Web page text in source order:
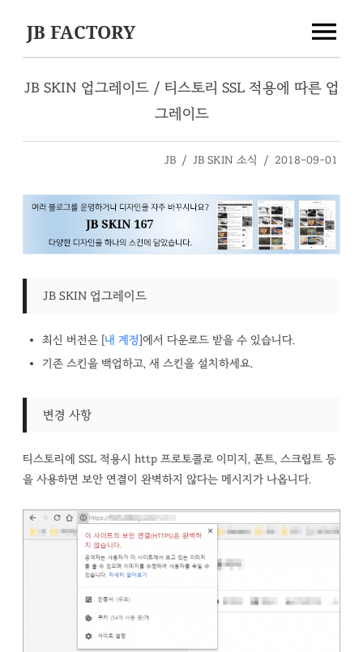
JB FACTORY
JB SKIN 업그레이드 / 티스토리 SSL 적용에 따른 업
그레이드
JB / JB SKIN 소식 / 2018-09-01
JB SKIN 업그레이드
최신 버전은 [내 계정]에서 다운로드 받을 수 있습니다.
기존 스킨을 백업하고, 새 스킨을 설치하세요.
변경 사항
티스토리에 SSL 적용시 http 프로토콜로 이미지, 폰트, 스크립트 등
을 사용하면 보안 연결이 완벽하지 않다는 메시지가 나옵니다.